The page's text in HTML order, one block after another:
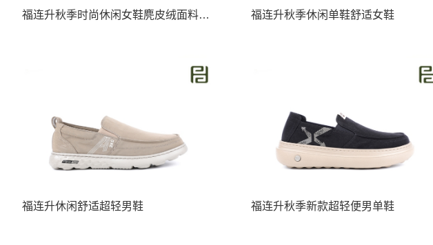
福连升秋季时尚休闲女鞋麂皮绒面料女鞋 福连升秋季休闲单鞋舒适女鞋
福连升休闲舒适超轻男鞋 福连升秋季新款超轻便男单鞋